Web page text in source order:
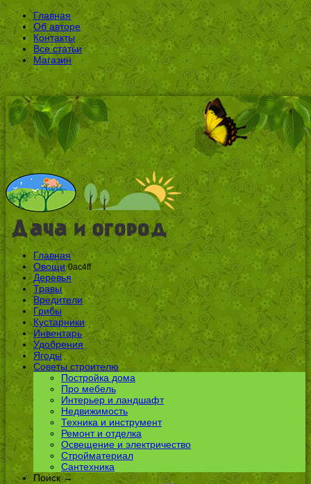
Главная
Об авторе
Контакты
Все статьи
Магазин
Главная
Овощи 0ac4ff
Деревья
Травы
Вредители
Грибы
Кустарники
Инвентарь
Удобрения
Ягоды
Советы строителю
Постройка дома
Про мебель
Интерьер и ландшафт
Недвижимость
Техника и инструмент
Ремонт и отделка
Освещение и электричество
Стройматериал
Сантехника
Поиск →